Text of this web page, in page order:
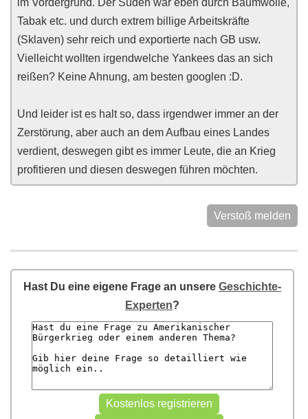
im Vordergrund. Der Süden war eben durch Baumwolle,
Tabak etc. und durch extrem billige Arbeitskräfte
(Sklaven) sehr reich und exportierte nach GB usw.
Vielleicht wollten irgendwelche Yankees das an sich
reißen? Keine Ahnung, am besten googlen :D.
Und leider ist es halt so, dass irgendwer immer an der
Zerstörung, aber auch an dem Aufbau eines Landes
verdient, deswegen gibt es immer Leute, die an Krieg
profitieren und diesen deswegen führen möchten.
Verstoß melden
Hast Du eine eigene Frage an unsere Geschichte-
Experten?